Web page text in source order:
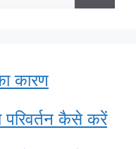
कारण
कैसे करें